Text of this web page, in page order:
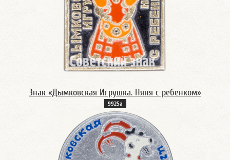
Знак «Дымковская Игрушка. Няня с ребенком»
9925а